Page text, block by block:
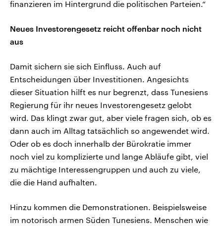
finanzieren im Hintergrund die politischen Parteien.“
Neues Investorengesetz reicht offenbar noch nicht
aus
Damit sichern sie sich Einfluss. Auch auf
Entscheidungen über Investitionen. Angesichts
dieser Situation hilft es nur begrenzt, dass Tunesiens
Regierung für ihr neues Investorengesetz gelobt
wird. Das klingt zwar gut, aber viele fragen sich, ob es
dann auch im Alltag tatsächlich so angewendet wird.
Oder ob es doch innerhalb der Bürokratie immer
noch viel zu komplizierte und lange Abläufe gibt, viel
zu mächtige Interessengruppen und auch zu viele,
die die Hand aufhalten.
Hinzu kommen die Demonstrationen. Beispielsweise
im notorisch armen Süden Tunesiens. Menschen wie